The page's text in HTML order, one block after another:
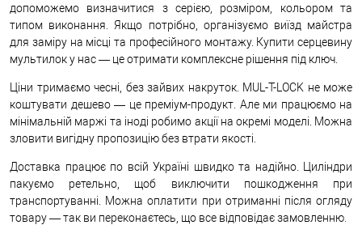
допоможемо визначитися з серією, розміром, кольором та
типом виконання. Якщо потрібно, організуємо виїзд майстра
для заміру на місці та професійного монтажу. Купити серцевину
мультилок у нас — це отримати комплексне рішення під ключ.
Ціни тримаємо чесні, без зайвих накруток. MUL-T-LOCK не може
коштувати дешево — це преміум-продукт. Але ми працюємо на
мінімальній маржі та іноді робимо акції на окремі моделі. Можна
зловити вигідну пропозицію без втрати якості.
Доставка працює по всій Україні швидко та надійно. Циліндри
пакуємо ретельно, щоб виключити пошкодження при
транспортуванні. Можна оплатити при отриманні після огляду
товару — так ви переконаєтесь, що все відповідає замовленню.